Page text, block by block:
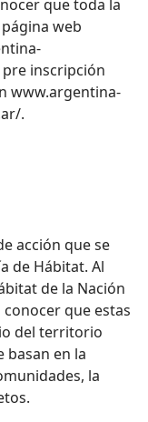
que toda la
web
inscripción
www.argentina-
.
acción que se
de Hábitat. Al
de la Nación
conocer que estas
del territorio
basan en la
la